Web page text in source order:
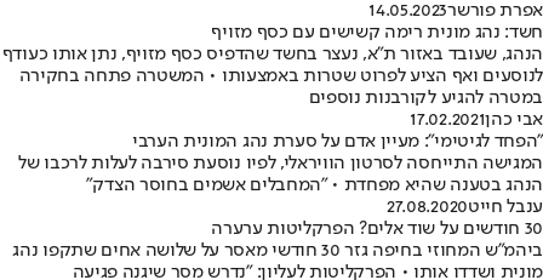
אפרת פורשר14.05.2023
חשד: נהג מונית רימה קשישים עם כסף מזויף
הנהג, שעובד באזור ת"א, נעצר בחשד שהדפיס כסף מזויף, נתן אותו כעודף
לנוסעים ואף הציע לפרוט שטרות באמצעותו • המשטרה פתחה בחקירה
במטרה להגיע לקורבנות נוספים
אבי כהן17.02.2021
"הפחד לגיטימי": מעיין אדם על סערת נהג המונית הערבי
המגישה התייחסה לסרטון הוויראלי, לפיו נוסעת סירבה לעלות לרכבו של
הנהג בטענה שהיא מפחדת • "המחבלים אשמים בחוסר הצדק"
ענבל חייט27.08.2020
30 חודשים על שוד אלים? הפרקליטות ערערה
ביהמ"ש המחוזי בחיפה גזר 30 חודשי מאסר על שלושה אחים שתקפו נהג
מונית ושדדו אותו • הפרקליטות לעליון: "נדרש מסר שיגנה פגיעה